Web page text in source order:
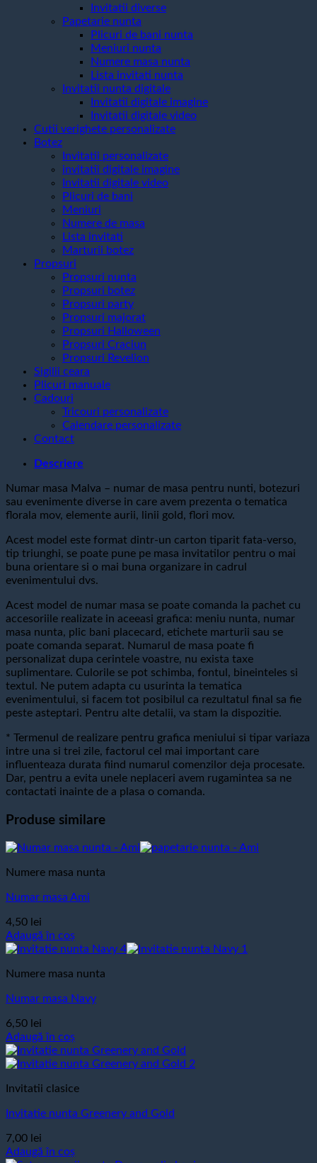
Invitatii diverse
Papetarie nunta
Plicuri de bani nunta
Meniuri nunta
Numere masa nunta
Lista invitati nunta
Invitatii nunta digitale
Invitatii digitale imagine
Invitatii digitale video
Cutii verighete personalizate
Botez
Invitatii personalizate
invitatii digitale imagine
Invitatii digitale video
Plicuri de bani
Meniuri
Numere de masa
Lista invitati
Marturii botez
Propsuri
Propsuri nunta
Propsuri botez
Propsuri party
Propsuri majorat
Propsuri Halloween
Propsuri Craciun
Propsuri Revelion
Sigilii ceara
Plicuri manuale
Cadouri
Tricouri personalizate
Calendare personalizate
Contact
Descriere
Numar masa Malva – numar de masa pentru nunti, botezuri
sau evenimente diverse in care avem prezenta o tematica
florala mov, elemente aurii, linii gold, flori mov.
Acest model este format dintr-un carton tiparit fata-verso,
tip triunghi, se poate pune pe masa invitatilor pentru o mai
buna orientare si o mai buna organizare in cadrul
evenimentului dvs.
Acest model de numar masa se poate comanda la pachet cu
accesoriile realizate in aceeasi grafica: meniu nunta, numar
masa nunta, plic bani placecard, etichete marturii sau se
poate comanda separat. Numarul de masa poate fi
personalizat dupa cerintele voastre, nu exista taxe
suplimentare. Culorile se pot schimba, fontul, bineinteles si
textul. Ne putem adapta cu usurinta la tematica
evenimentului, si facem tot posibilul ca rezultatul final sa fie
peste asteptari. Pentru alte detalii, va stam la dispozitie.
* Termenul de realizare pentru grafica meniului si tipar variaza
intre una si trei zile, factorul cel mai important care
influenteaza durata fiind numarul comenzilor deja procesate.
Dar, pentru a evita unele neplaceri avem rugamintea sa ne
contactati inainte de a plasa o comanda.
Produse similare
Numere masa nunta
Numar masa Ami
4,50 lei
Adaugă în coș
Numere masa nunta
Numar masa Navy
6,50 lei
Adaugă în coș
Invitatii clasice
Invitatie nunta Greenery and Gold
7,00 lei
Adaugă în coș